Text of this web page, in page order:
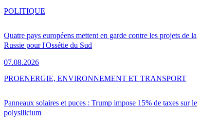
Quatre pays européens mettent en garde contre les projets de la
Russie pour l'Ossétie du Sud
07.08.2026
POLITIQUE
Panneaux solaires et puces : Trump impose 15% de taxes sur le
polysilicium
PROENERGIE, ENVIRONNEMENT ET TRANSPORT